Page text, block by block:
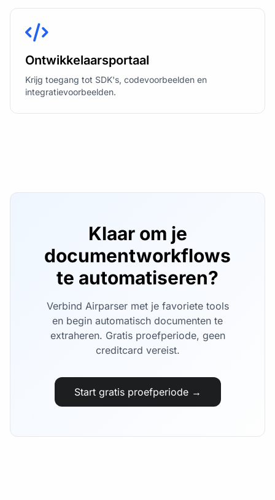
Ontwikkelaarsportaal
Krijg toegang tot SDK's, codevoorbeelden en
integratievoorbeelden.
Klaar om je
documentworkflows
te automatiseren?
Verbind Airparser met je favoriete tools
en begin automatisch documenten te
extraheren. Gratis proefperiode, geen
creditcard vereist.
Start gratis proefperiode →